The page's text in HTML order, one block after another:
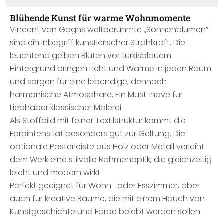
Blühende Kunst für warme Wohnmomente
Vincent van Goghs weltberühmte „Sonnenblumen“
sind ein Inbegriff künstlerischer Strahlkraft. Die
leuchtend gelben Blüten vor türkisblauem
Hintergrund bringen Licht und Wärme in jeden Raum
und sorgen für eine lebendige, dennoch
harmonische Atmosphäre. Ein Must-have für
Liebhaber klassischer Malerei.
Als Stoffbild mit feiner Textilstruktur kommt die
Farbintensität besonders gut zur Geltung. Die
optionale Posterleiste aus Holz oder Metall verleiht
dem Werk eine stilvolle Rahmenoptik, die gleichzeitig
leicht und modern wirkt.
Perfekt geeignet für Wohn- oder Esszimmer, aber
auch für kreative Räume, die mit einem Hauch von
Kunstgeschichte und Farbe belebt werden sollen.